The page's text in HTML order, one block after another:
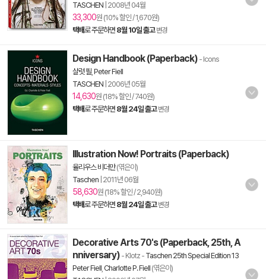
TASCHEN 2008년 04월
33,300원 (10% 할인 / 1,670원)
택배로 주문하면 8월 10일 출고 변경
Design Handbook (Paperback) - Icons
샬럿 필 Peter Fiell
TASCHEN 2006년 05월
14,630원 (18% 할인 / 740원)
택배로 주문하면 8월 24일 출고 변경
Illustration Now! Portraits (Paperback)
율리우스 비더만(엮은이)
Taschen 2011년 06월
58,630원 (18% 할인 / 2,940원)
택배로 주문하면 8월 24일 출고 변경
Decorative Arts 70's (Paperback, 25th, A
nniversary) - Klotz - Taschen 25th Special Edition 13
Peter Fiell Charlotte P. Fiell (엮은이)